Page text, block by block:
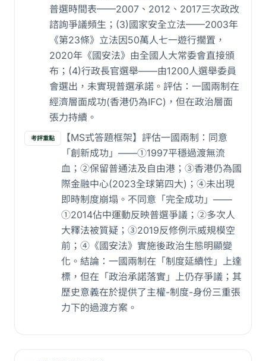
普選時間表——2007、2012、2017三次政改
諮詢爭議頻生；(3)國家安全立法——2003年
《第23條》立法因50萬人七一遊行擱置，
2020年《國安法》由全國人大常委會直接頒
布；(4)行政長官選舉——由1200人選舉委員
會選出，未實現普選承諾。評估：一國兩制在
經濟層面成功(香港仍為IFC)，但在政治層面
張力持續。
考評重點
【MS式答題框架】評估一國兩制：同意
「創新成功」——①1997平穩過渡無流
血；②保留普通法及自由港；③香港仍為國
際金融中心(2023全球第四大)；④未出現
即時制度崩塌。不同意「完全成功」——
①2014佔中運動反映普選爭議；②多次人
大釋法被質疑；③2019反修例示威規模空
前；④《國安法》實施後政治生態明顯變
化。結論：一國兩制在「制度延續性」上達
標，但在「政治承諾落實」上仍存爭議；其
歷史意義在於提供了主權-制度-身份三重張
力下的過渡方案。